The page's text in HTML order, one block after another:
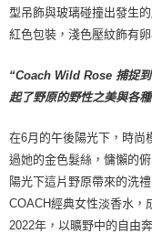
型吊飾與玻璃碰撞出發生
紅色包裝，淺色壓紋飾有
“Coach Wild Rose 捕捉
起了野原的野性之美與各
在6月的午後陽光下，時尚
過她的金色髮絲，慵懶的
陽光下這片野原帶來的洗
COACH經典女性淡香水，
2022年，以曠野中的自由